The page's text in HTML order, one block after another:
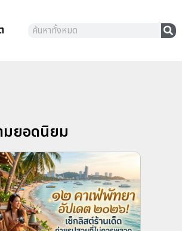
มยอดนิยม